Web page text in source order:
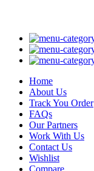
Home
About Us
Track You Order
FAQs
Our Partners
Work With Us
Contact Us
Wishlist